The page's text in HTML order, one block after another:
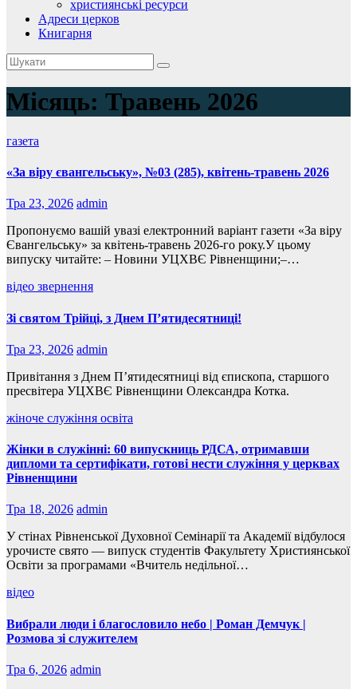
християнські ресурси
Адреси церков
Книгарня
Місяць: Травень 2026
газета
«За віру євангельську», №03 (285), квітень-травень 2026
Тра 23, 2026 admin
Пропонуємо вашій увазі електронний варіант газети «За віру
Євангельську» за квітень-травень 2026-го року.У цьому
випуску читайте: – Новини УЦХВЄ Рівненщини;–…
відео звернення
Зі святом Трійці, з Днем П’ятидесятниці!
Тра 23, 2026 admin
Привітання з Днем П’ятидесятниці від єпископа, старшого
пресвітера УЦХВЄ Рівненщини Олександра Котка.
жіноче служіння освіта
Жінки в служінні: 60 випускниць РДСА, отримавши
дипломи та сертифікати, готові нести служіння у церквах
Рівненщини
Тра 18, 2026 admin
У стінах Рівненської Духовної Семінарії та Академії відбулося
урочисте свято — випуск студентів Факультету Християнської
Освіти за програмами «Вчитель недільної…
відео
Вибрали люди і благословило небо | Роман Демчук |
Розмова зі служителем
Тра 6, 2026 admin